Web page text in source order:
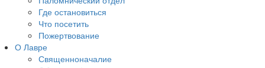
Где остановиться
Что посетить
Пожертвование
О Лавре
Священноначалие